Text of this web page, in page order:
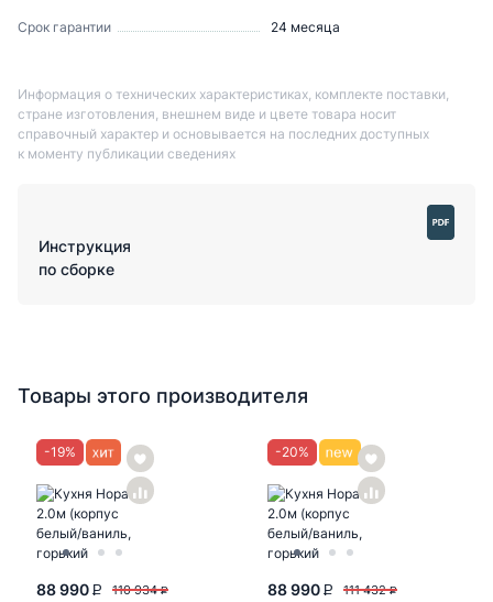
Срок гарантии 24 месяца
Информация о технических характеристиках, комплекте поставки,
стране изготовления, внешнем виде и цвете товара носит
справочный характер и основывается на последних доступных
к моменту публикации сведениях
Инструкция
по сборке
Товары этого производителя
-19%
88 990 P 110 934 P
-20%
88 990 P 111 432 P